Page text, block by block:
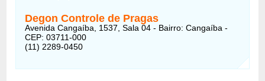
Degon Controle de Pragas
Avenida Cangaíba, 1537, Sala 04 - Bairro: Cangaíba -
CEP: 03711-000
(11) 2289-0450